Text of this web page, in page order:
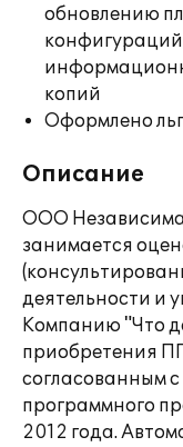
обновлению
копий
Оформлено
Описание
ООО
занимается
деятельности и
Компанию "Что
приобретения
согласованным
программного
2012 года.